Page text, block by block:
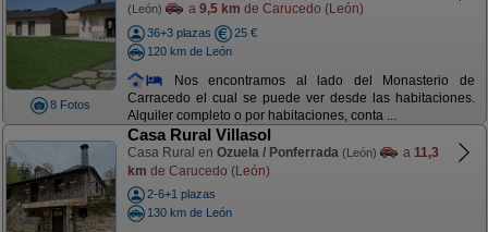
8 Fotos
(León) a 9,5 km de Carucedo (León)
36+3 plazas
25 €
120 km de León
Nos encontramos al lado del Monasterio de
Carracedo el cual se puede ver desde las habitaciones.
Alquiler completo o por habitaciones, conta ...
Casa Rural Villasol
Casa Rural en Ozuela / Ponferrada (León) a 11,3
km de Carucedo (León)
2-6+1 plazas
130 km de León